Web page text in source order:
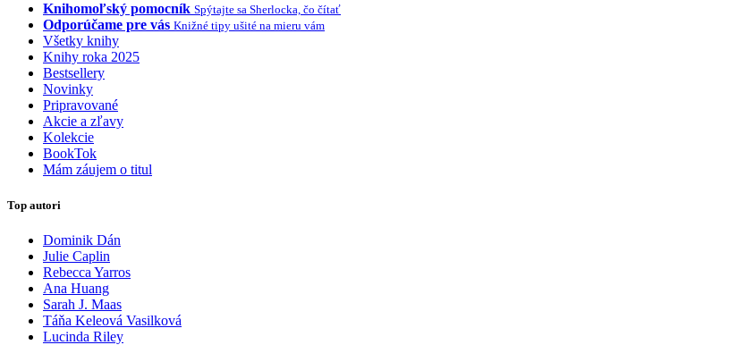
Knihomoľský pomocník Spýtajte sa Sherlocka, čo čítať
Odporúčame pre vás Knižné tipy ušité na mieru vám
Všetky knihy
Knihy roka 2025
Bestsellery
Novinky
Pripravované
Akcie a zľavy
Kolekcie
BookTok
Mám záujem o titul
Top autori
Dominik Dán
Julie Caplin
Rebecca Yarros
Ana Huang
Sarah J. Maas
Táňa Keleová Vasilková
Lucinda Riley